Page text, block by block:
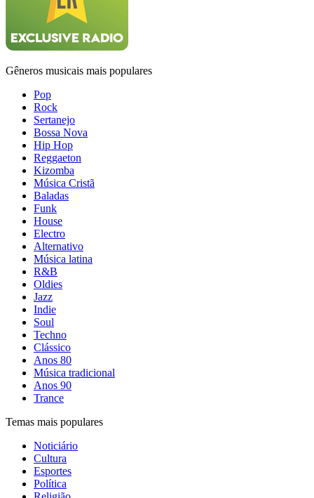
Gêneros musicais mais populares
Pop
Rock
Sertanejo
Bossa Nova
Hip Hop
Reggaeton
Kizomba
Música Cristã
Baladas
Funk
House
Electro
Alternativo
Música latina
R&B
Oldies
Jazz
Indie
Soul
Techno
Clássico
Anos 80
Música tradicional
Anos 90
Trance
Temas mais populares
Noticiário
Cultura
Esportes
Política